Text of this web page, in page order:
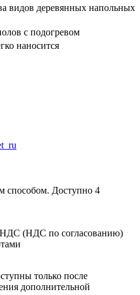
деревянных напольных
с подогревом
наносится
способом. Доступно 4
НДС (НДС по согласованию)
только после
дополнительной